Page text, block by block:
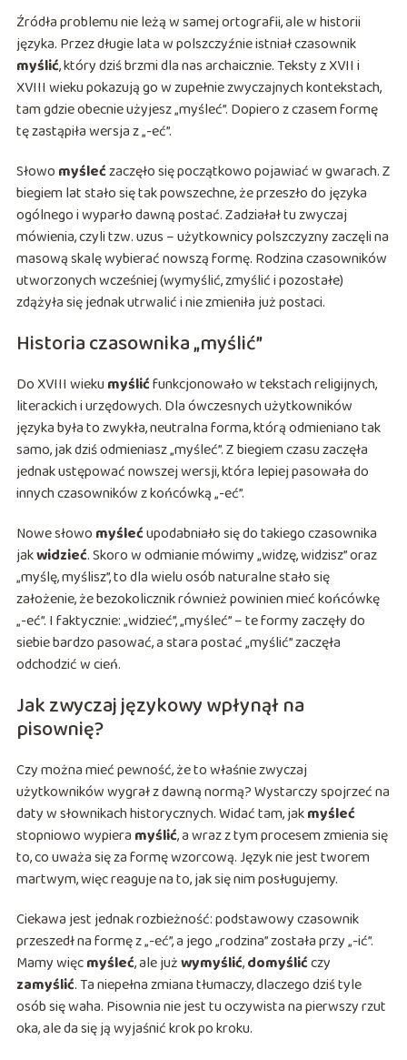
Źródła problemu nie leżą w samej ortografii, ale w historii
języka. Przez długie lata w polszczyźnie istniał czasownik
myślić, który dziś brzmi dla nas archaicznie. Teksty z XVII i
XVIII wieku pokazują go w zupełnie zwyczajnych kontekstach,
tam gdzie obecnie użyjesz „myśleć”. Dopiero z czasem formę
tę zastąpiła wersja z „-eć”.
Słowo myślećzaczęło się początkowo pojawiać w gwarach. Z
biegiem lat stało się tak powszechne, że przeszło do języka
ogólnego i wyparło dawną postać. Zadziałał tu zwyczaj
mówienia, czyli tzw. uzus – użytkownicy polszczyzny zaczęli na
masową skalę wybierać nowszą formę. Rodzina czasowników
utworzonych wcześniej (wymyślić, zmyślić i pozostałe)
zdążyła się jednak utrwalić i nie zmieniła już postaci.
Historia czasownika „myślić”
Do XVIII wiekumyślićfunkcjonowało w tekstach religijnych,
literackich i urzędowych. Dla ówczesnych użytkowników
języka była to zwykła, neutralna forma, którą odmieniano tak
samo, jak dziś odmieniasz „myśleć”. Z biegiem czasu zaczęła
jednak ustępować nowszej wersji, która lepiej pasowała do
innych czasowników z końcówką „-eć”.
Nowe słowo myślećupodabniało się do takiego czasownika
jakwidzieć. Skoro w odmianie mówimy „widzę, widzisz” oraz
„myślę, myślisz”, to dla wielu osób naturalne stało się
założenie, że bezokolicznik również powinien mieć końcówkę
„-eć”. I faktycznie: „widzieć”, „myśleć” – te formy zaczęły do
siebie bardzo pasować, a stara postać „myślić” zaczęła
odchodzić w cień.
Jak zwyczaj językowy wpłynął na
pisownię?
Czy można mieć pewność, że to właśnie zwyczaj
użytkowników wygrał z dawną normą? Wystarczy spojrzeć na
daty w słownikach historycznych. Widać tam, jakmyśleć
stopniowo wypiera myślić, a wraz z tym procesem zmienia się
to, co uważa się za formę wzorcową. Język nie jest tworem
martwym, więc reaguje na to, jak się nim posługujemy.
Ciekawa jest jednak rozbieżność: podstawowy czasownik
przeszedł na formę z „-eć”, a jego „rodzina” została przy „-ić”.
Mamy więcmyśleć, ale jużwymyślić,domyślićczy
zamyślić. Ta niepełna zmiana tłumaczy, dlaczego dziś tyle
osób się waha. Pisownia nie jest tu oczywista na pierwszy rzut
oka, ale da się ją wyjaśnić krok po kroku.